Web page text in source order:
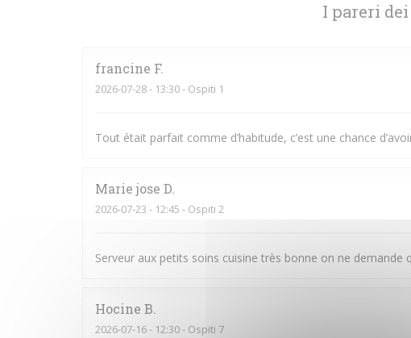
I pareri
francine F
2026-07-28- 13:30 - Ospiti 1
Tout était parfait comme d’habitude, c’est une chance
Marie jose D
2026-07-23 - 12:45 - Ospiti 2
Serveur aux petits soins cuisine très bonne on ne demande
Hocine B
2026-07-16- 12:30 - Ospiti 7